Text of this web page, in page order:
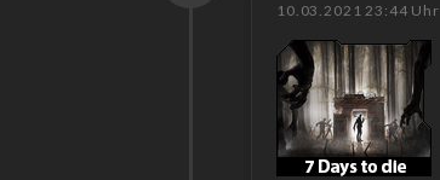
10.03.2021 23:44 Uhr